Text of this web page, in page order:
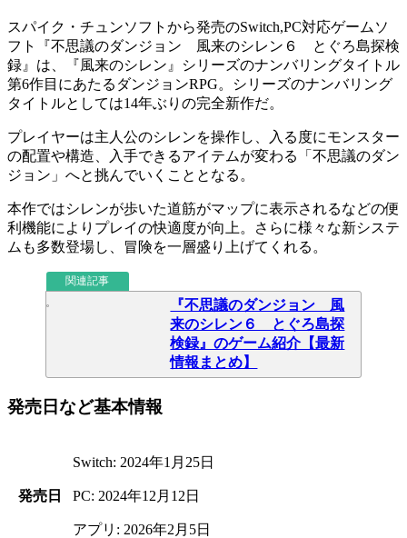
スパイク・チュンソフトから発売のSwitch,PC対応ゲームソ
フト『 不思議のダンジョン 風来のシレン６ とぐろ島探検
録』は、『風来のシレン』シリーズのナンバリングタイトル
第6作目にあたる ダンジョンRPG。シリーズのナンバリング
タイトルとしては14年ぶりの完全新作だ。
プレイヤーは主人公のシレンを操作し、入る度にモンスター
の配置や構造、入手できるアイテムが変わる「不思議のダン
ジョン」へと挑んでいくこととなる。
本作ではシレンが歩いた道筋がマップに表示されるなどの便
利機能により プレイの快適度が向上。さらに様々な新システ
ムも多数登場し、冒険を一層盛り上げてくれる。
関連記事
『不思議のダンジョン 風
来のシレン６ とぐろ島探
検録』のゲーム紹介【最新
情報まとめ】
発売日など基本情報
発売日
Switch: 2024年1月25日
PC: 2024年12月12日
アプリ: 2026年2月5日